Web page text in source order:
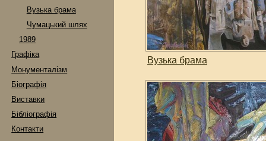
Вузька брама
Чумацький шлях
1989
Графіка
Монументалізм
Біографія
Виставки
Бібліографія
Контакти
Вузька брама